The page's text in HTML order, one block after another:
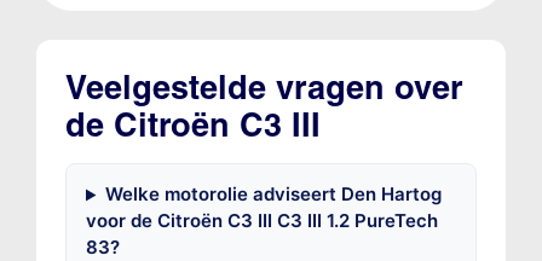
Veelgestelde vragen over
de Citroën C3 III
Welke motorolie adviseert Den Hartog
voor de Citroën C3 III C3 III 1.2 PureTech
83?